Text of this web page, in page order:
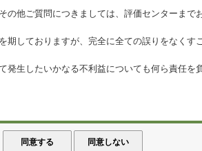
他ご質問につきましては、評価センターまで
しておりますが、完全に全ての誤りをなくす
生したいかなる不利益についても何ら責任を